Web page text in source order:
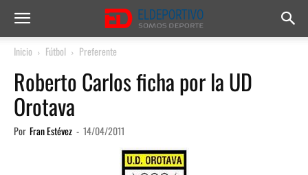
Inicio Fútbol Preferente
Roberto Carlos ficha por la UD
Orotava
Por Fran Estévez - 14/04/2011